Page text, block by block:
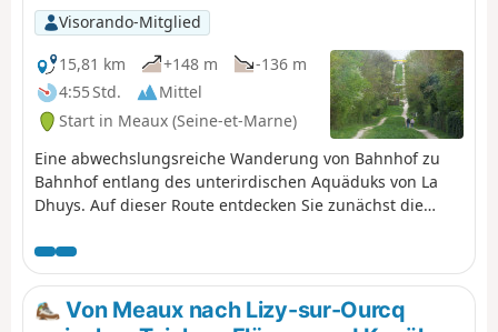
garantiert.
Visorando-Mitglied
15,81 km
+148 m
-136 m
4:55 Std.
Mittel
Start in Meaux (Seine-et-Marne)
Eine abwechslungsreiche Wanderung von Bahnhof zu
Bahnhof entlang des unterirdischen Aquäduks von La
Dhuys. Auf dieser Route entdecken Sie zunächst die
wandern.
Von Meaux nach Lizy-sur-Ourcq